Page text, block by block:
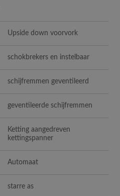
Upside down voorvork
schokbrekers en instelbaar
schijfremmen geventileerd
geventileerde schijfremmen
Ketting aangedreven
kettingspanner
Automaat
starre as